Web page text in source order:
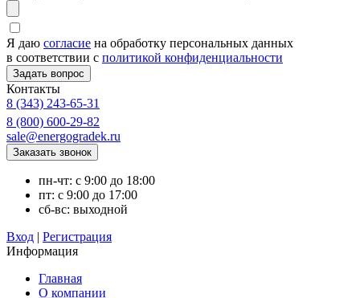
Я даю согласие на обработку персональных данных
в соответствии с политикой конфиденциальности
Контакты
8 (343) 243-65-31
8 (800) 600-29-82
sale@energogradek.ru
пн-чт: с 9:00 до 18:00
пт: с 9:00 до 17:00
сб-вс: выходной
Вход | Регистрация
Информация
Главная
О компании